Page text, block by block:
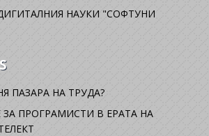
НАУКИ "СОФТУНИ
ПАЗАРА НА ТРУДА?
ПРОГРАМИСТИ В ЕРАТА НА